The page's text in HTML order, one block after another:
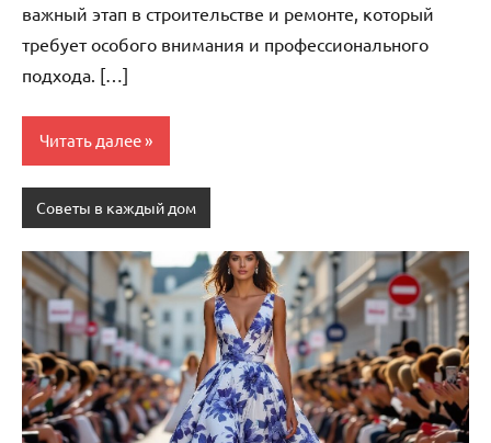
важный этап в строительстве и ремонте, который
требует особого внимания и профессионального
подхода. […]
Читать далее
Советы в каждый дом